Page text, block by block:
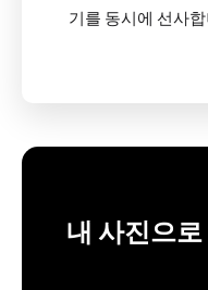
기를 동시에 선사
내 사진으